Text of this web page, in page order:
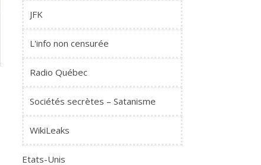
JFK
L'info non censurée
Radio Québec
Sociétés secrètes – Satanisme
WikiLeaks
Etats-Unis